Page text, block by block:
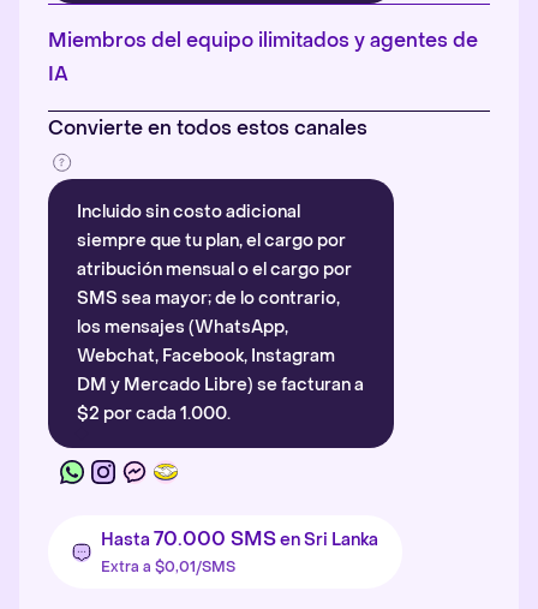
Más información
Miembros del equipo ilimitados y agentes de
IA
Convierte en todos estos canales
Incluido sin costo adicional
siempre que tu plan, el cargo por
atribución mensual o el cargo por
SMS sea mayor; de lo contrario,
los mensajes (WhatsApp,
Webchat, Facebook, Instagram
DM y Mercado Libre) se facturan a
$2 por cada 1.000.
Hasta 70.000 SMSen Sri Lanka
Extra a $0,01/SMS